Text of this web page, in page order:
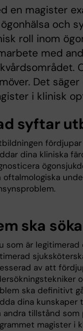
en magister
och
roll inom
med
Det
i klinisk
syftar
dina kliniska
oftalmologiska
ska
som är
av att
ska definitivt
dina kunskaper
andra tillstånd som
magister i